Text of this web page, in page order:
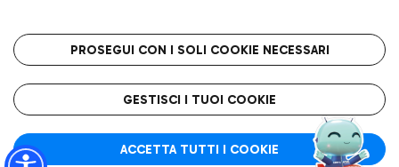
Roma FCO
L'aeroporto stellato
PROSEGUI CON I SOLI COOKIE NECESSARI
GESTISCI I TUOI COOKIE
ACCETTA TUTTI I COOKIE